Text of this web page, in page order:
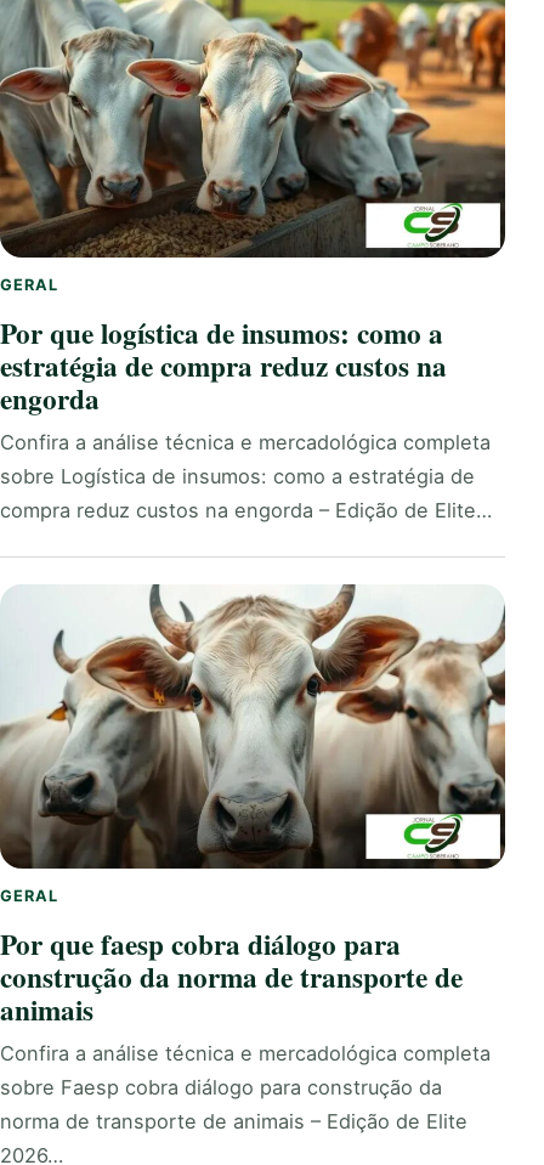
GERAL
Por que logística de insumos: como a
estratégia de compra reduz custos na
engorda
Confira a análise técnica e mercadológica completa
sobre Logística de insumos: como a estratégia de
compra reduz custos na engorda – Edição de Elite…
GERAL
Por que faesp cobra diálogo para
construção da norma de transporte de
animais
Confira a análise técnica e mercadológica completa
sobre Faesp cobra diálogo para construção da
norma de transporte de animais – Edição de Elite
2026…